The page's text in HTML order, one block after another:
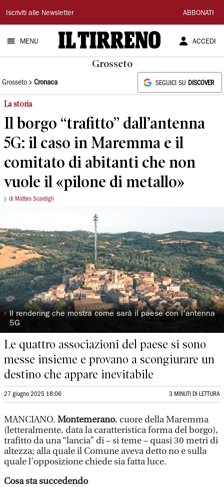
Il
Tirreno
Iscriviti alle Newsletter ABBONATI
MENU ACCEDI
Grosseto
Grosseto Cronaca SEGUICI SU DISCOVER
La storia
Il borgo “trafitto” dall’antenna
5G: il caso in Maremma e il
comitato di abitanti che non
vuole il «pilone di metallo»
di Matteo Scardigli
◗ Il rendering che mostra come sarà il paese con l'antenna
5G
Le quattro associazioni del paese si sono
messe insieme e provano a scongiurare un
destino che appare inevitabile
27 giugno 2025 18:06 3 MINUTI DI LETTURA
MANCIANO. Montemerano, cuore della Maremma
(letteralmente, data la caratteristica forma del borgo),
trafitto da una “lancia” di – si teme – quasi 30 metri di
altezza; alla quale il Comune aveva detto no e sulla
quale l’opposizione chiede sia fatta luce.
Cosa sta succedendo